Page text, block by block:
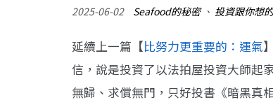
2025-06-02 Seafood的秘密、 投資跟你想
延續上一篇【比努力更重要的：運氣
信，說是投資了以法拍屋投資大師起
無歸、求償無門，只好投書《暗黑真